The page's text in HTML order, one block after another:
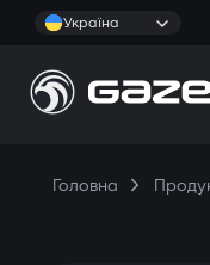
Україна
Головна